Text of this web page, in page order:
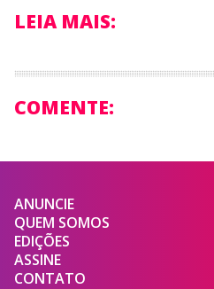
LEIA MAIS:
COMENTE:
ANUNCIE
QUEM SOMOS
EDIÇÕES
ASSINE
CONTATO